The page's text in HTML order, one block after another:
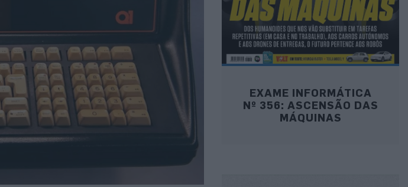
EXAME INFORMÁTICA
Nº 356: ASCENSÃO DAS
MÁQUINAS